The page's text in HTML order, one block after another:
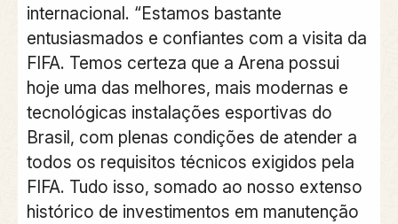
internacional. “Estamos bastante
entusiasmados e confiantes com a visita da
FIFA. Temos certeza que a Arena possui
hoje uma das melhores, mais modernas e
tecnológicas instalações esportivas do
Brasil, com plenas condições de atender a
todos os requisitos técnicos exigidos pela
FIFA. Tudo isso, somado ao nosso extenso
histórico de investimentos em manutenção